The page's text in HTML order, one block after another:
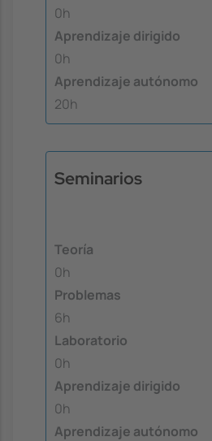
0h
Aprendizaje dirigido
0h
Aprendizaje autónomo
20h
Seminarios
Teoría
0h
Problemas
6h
Laboratorio
0h
Aprendizaje dirigido
0h
Aprendizaje autónomo